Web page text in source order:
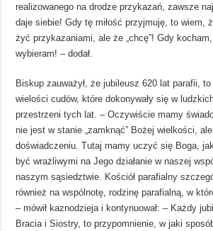
realizowanego na drodze przykazań, zawsze
daje siebie! Gdy tę miłość przyjmuję, to wiem,
żyć przykazaniami, ale że „chcę”! Gdy
wybieram! – dodał.
Biskup zauważył, że jubileusz 620 lat parafii,
wielości cudów, które dokonywały się w
przestrzeni tych lat. – Oczywiście mamy
nie jest w stanie „zamknąć” Bożej wielkości,
doświadczeniu. Tutaj mamy uczyć się Boga,
być wrażliwymi na Jego działanie w naszej
naszym sąsiedztwie. Kościół parafialny
również na wspólnotę, rodzinę parafialną, w
– mówił kaznodzieja i kontynuował: – Każdy
Bracia i Siostry, to przypomnienie, w jaki